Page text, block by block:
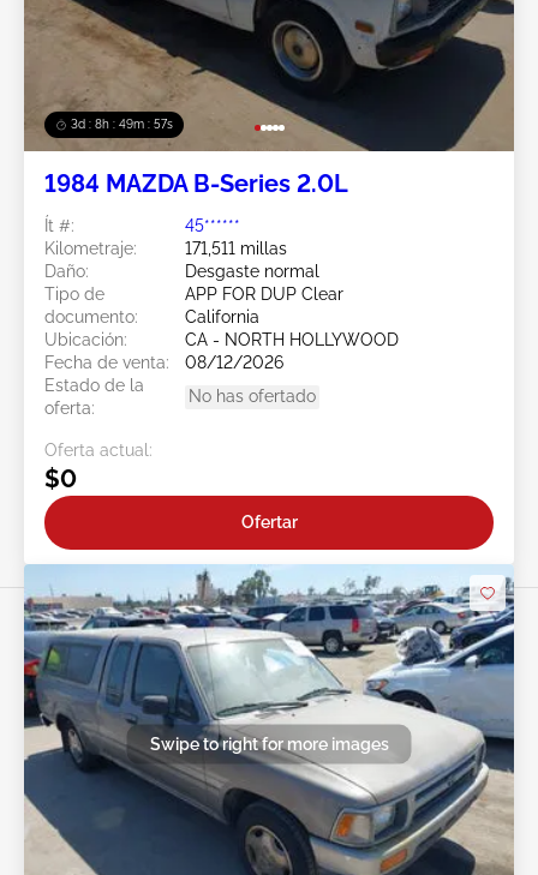
3d : 8h : 49m : 54s
1984 MAZDA B-Series 2.0L
Ít #:
45******
Kilometraje:
171,511 millas
Daño:
Desgaste normal
Tipo de
documento:
APP FOR DUP Clear
California
Ubicación:
CA - NORTH HOLLYWOOD
Fecha de venta:
08/12/2026
Estado de la
oferta:
No has ofertado
Oferta actual:
$0
Ofertar
Swipe to right for more images